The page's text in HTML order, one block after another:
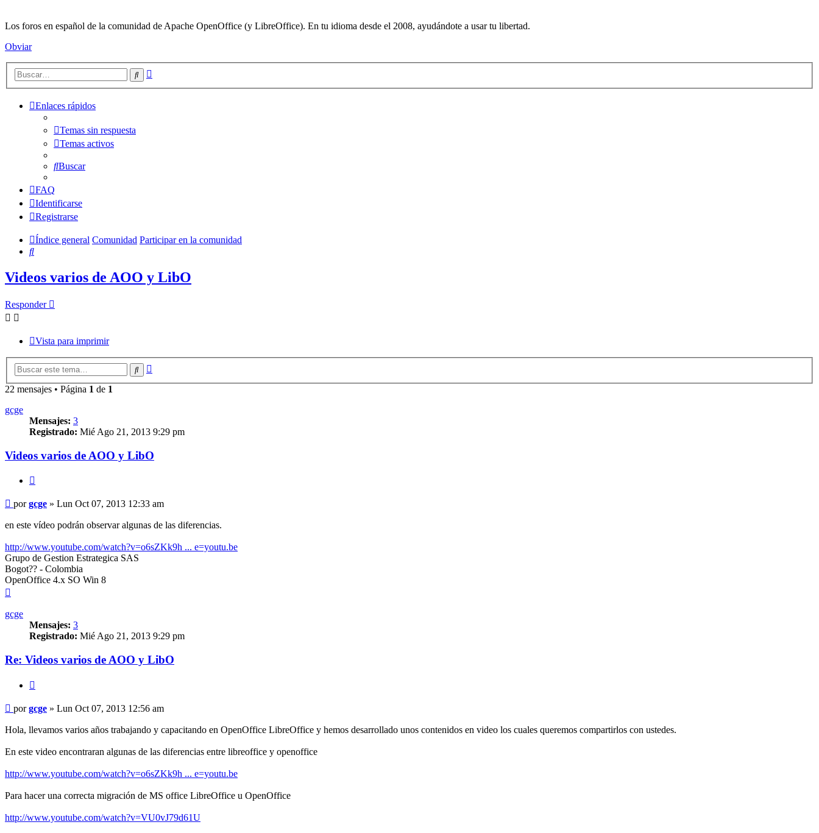
Los foros en español de la comunidad de Apache OpenOffice (y LibreOffice). En tu idioma desde el 2008, ayudándote a usar tu libertad.
Obviar
Buscar
Enlaces rápidos
Temas sin respuesta
Temas activos
Buscar
FAQ
Identificarse
Registrarse
Índice general Comunidad Participar en la comunidad
Buscar
Videos varios de AOO y LibO
Responder
Vista para imprimir
Buscar
22 mensajes • Página 1 de 1
gcge
Mensajes: 3
Registrado: Mié Ago 21, 2013 9:29 pm
Videos varios de AOO y LibO
Mensaje
porgcge » Lun Oct 07, 2013 12:33 am
en este vídeo podrán observar algunas de las diferencias.
http://www.youtube.com/watch?v=o6sZKk9h ... e=youtu.be
Grupo de Gestion Estrategica SAS
Bogot?? - Colombia
OpenOffice 4.x SO Win 8
gcge
Mensajes: 3
Registrado: Mié Ago 21, 2013 9:29 pm
Re: Videos varios de AOO y LibO
Mensaje
porgcge » Lun Oct 07, 2013 12:56 am
Hola, llevamos varios años trabajando y capacitando en OpenOffice LibreOffice y hemos desarrollado unos contenidos en video los cuales queremos compartirlos con ustedes.
En este video encontraran algunas de las diferencias entre libreoffice y openoffice
http://www.youtube.com/watch?v=o6sZKk9h ... e=youtu.be
Para hacer una correcta migración de MS office LibreOffice u OpenOffice
http://www.youtube.com/watch?v=VU0vJ79d61U